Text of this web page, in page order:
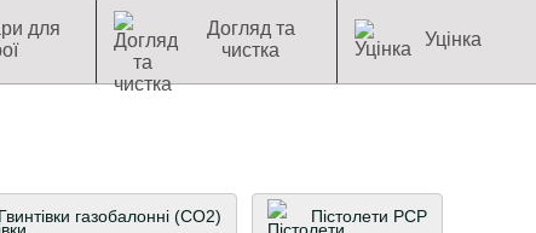
для
Догляд та
чистка
Уцінка
Гвинтівки газобалонні (CO2) Пістолети PCP